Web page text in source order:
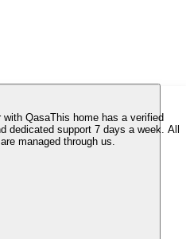
with QasaThis home has a verified
dedicated support 7 days a week. All
managed through us.